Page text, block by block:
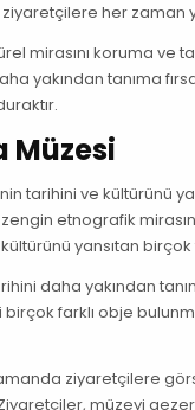
her zaman
mirasını koruma
yakından tanıma
Müzesi
tarihini ve kültürünü
etnografik
yansıtan
daha yakından
farklı obje
ziyaretçilere
müzeyi